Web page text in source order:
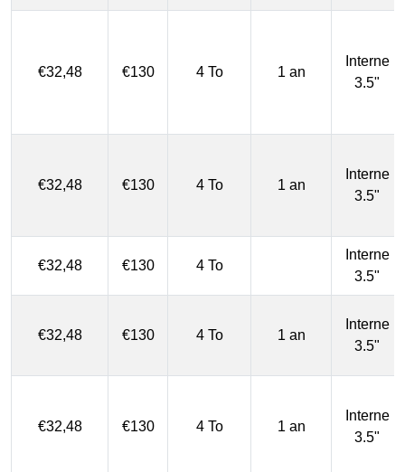
€32,48 €130 4 To 1 an
Interne
3.5"
€32,48 €130 4 To 1 an
Interne
3.5"
€32,48 €130 4 To
Interne
3.5"
€32,48 €130 4 To 1 an
Interne
3.5"
€32,48 €130 4 To 1 an
Interne
3.5"